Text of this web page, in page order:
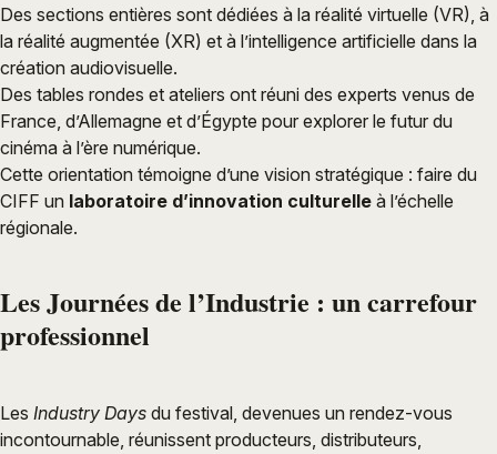
Des sections entières sont dédiées à la réalité virtuelle (VR), à
la réalité augmentée (XR) et à l’intelligence artificielle dans la
création audiovisuelle.
Des tables rondes et ateliers ont réuni des experts venus de
France, d’Allemagne et d’Égypte pour explorer le futur du
cinéma à l’ère numérique.
Cette orientation témoigne d’une vision stratégique : faire du
CIFF un laboratoire d’innovation culturelle à l’échelle
régionale.
Les Journées de l’Industrie : un carrefour
professionnel
Les Industry Days du festival, devenues un rendez-vous
incontournable, réunissent producteurs, distributeurs,